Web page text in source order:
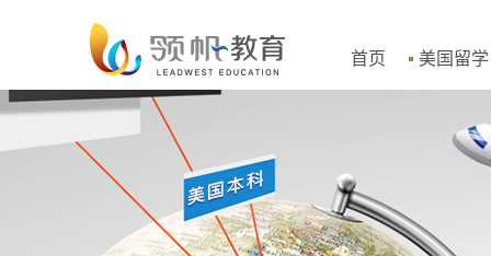
首页 美国留学